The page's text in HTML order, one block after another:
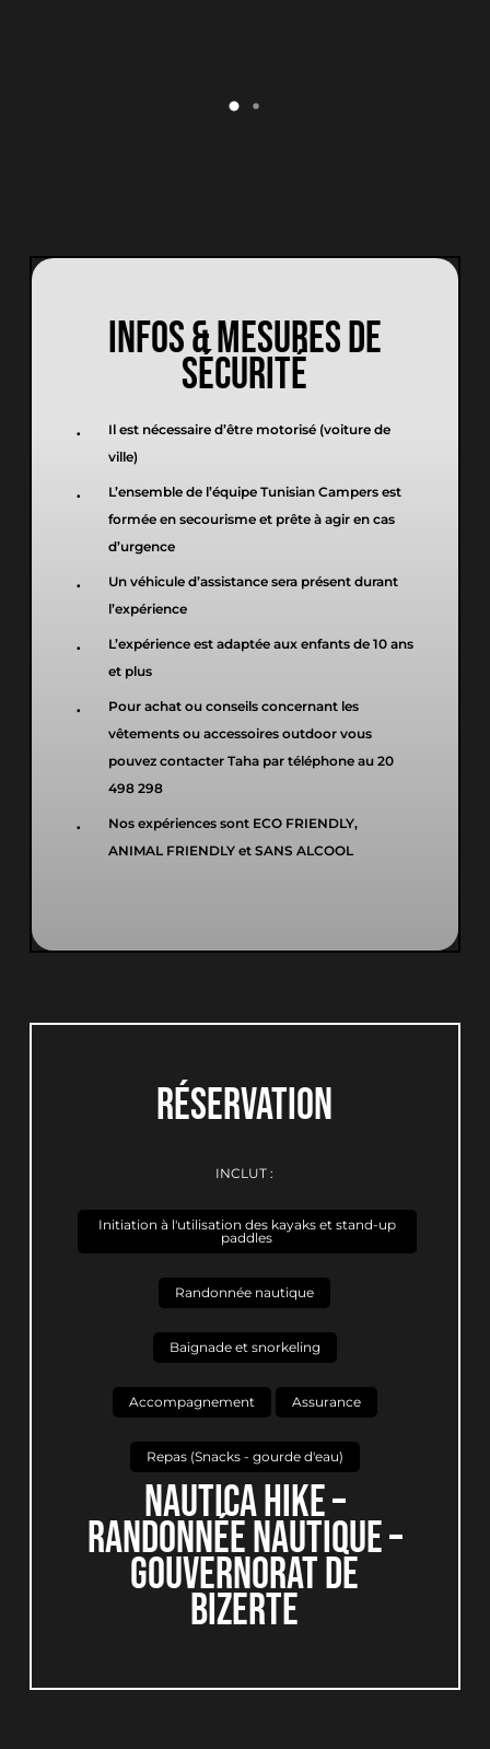
INFOS & MESURES DE
SÉCURITÉ
Il est nécessaire d’être motorisé (voiture de
ville)
L’ensemble de l’équipe Tunisian Campers est
formée en secourisme et prête à agir en cas
d’urgence
Un véhicule d’assistance sera présent durant
l’expérience
L’expérience est adaptée aux enfants de 10 ans
et plus
Pour achat ou conseils concernant les
vêtements ou accessoires outdoor vous
pouvez contacter Taha par téléphone au 20
498 298
Nos expériences sont ECO FRIENDLY,
ANIMAL FRIENDLY et SANS ALCOOL
RÉSERVATION
INCLUT :
Initiation à l'utilisation des kayaks et stand-up
paddles
Randonnée nautique
Baignade et snorkeling
Accompagnement Assurance
Repas (Snacks - gourde d'eau)
NAUTICA HIKE –
RANDONNÉE NAUTIQUE –
GOUVERNORAT DE
BIZERTE